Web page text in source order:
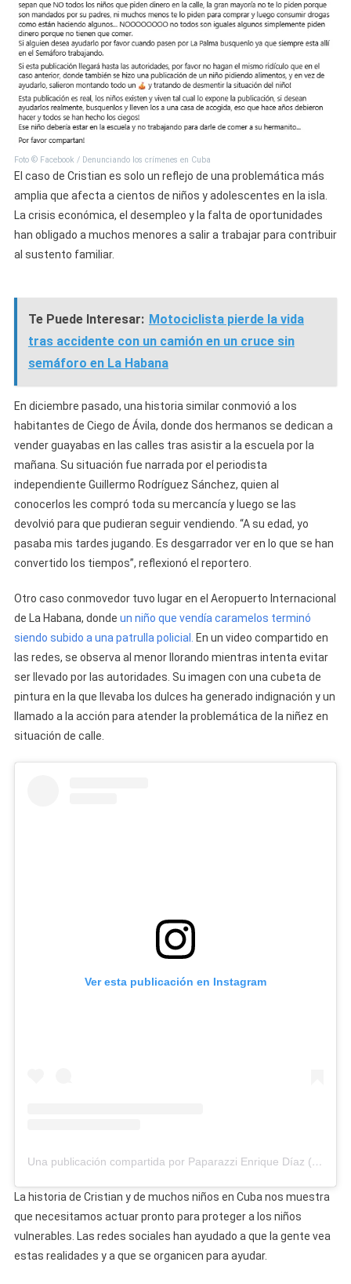
Foto © Facebook / Denunciando los crímenes en Cuba
El caso de Cristian es solo un reflejo de una problemática más
amplia que afecta a cientos de niños y adolescentes en la isla.
La crisis económica, el desempleo y la falta de oportunidades
han obligado a muchos menores a salir a trabajar para contribuir
al sustento familiar.
Te Puede Interesar: Motociclista pierde la vida
tras accidente con un camión en un cruce sin
semáforo en La Habana
En diciembre pasado, una historia similar conmovió a los
habitantes de Ciego de Ávila, donde dos hermanos se dedican a
vender guayabas en las calles tras asistir a la escuela por la
mañana. Su situación fue narrada por el periodista
independiente Guillermo Rodríguez Sánchez, quien al
conocerlos les compró toda su mercancía y luego se las
devolvió para que pudieran seguir vendiendo. “A su edad, yo
pasaba mis tardes jugando. Es desgarrador ver en lo que se han
convertido los tiempos”, reflexionó el reportero.
Otro caso conmovedor tuvo lugar en el Aeropuerto Internacional
de La Habana, donde un niño que vendía caramelos terminó
siendo subido a una patrulla policial. En un video compartido en
las redes, se observa al menor llorando mientras intenta evitar
ser llevado por las autoridades. Su imagen con una cubeta de
pintura en la que llevaba los dulces ha generado indignación y un
llamado a la acción para atender la problemática de la niñez en
situación de calle.
Ver esta publicación en Instagram
Una publicación compartida por Paparazzi Enrique Díaz (@paparazzienrique)
La historia de Cristian y de muchos niños en Cuba nos muestra
que necesitamos actuar pronto para proteger a los niños
vulnerables. Las redes sociales han ayudado a que la gente vea
estas realidades y a que se organicen para ayudar.